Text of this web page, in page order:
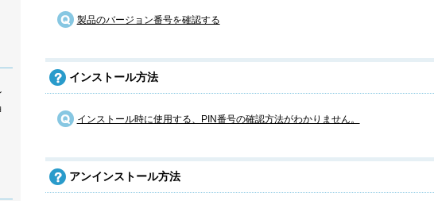
製品のバージョン番号を確認する
インストール方法
インストール時に使用する、PIN番号の確認方法がわかりません。
アンインストール方法